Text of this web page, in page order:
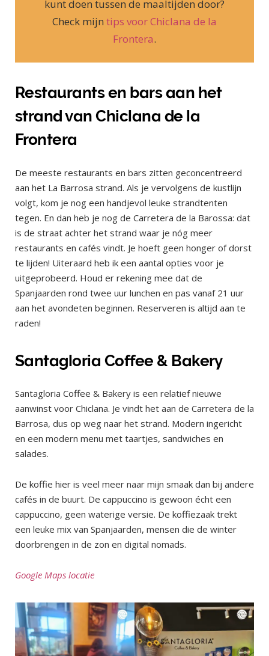
kunt doen tussen de maaltijden door?
Check mijn tips voor Chiclana de la
Frontera.
Restaurants en bars aan het
strand van Chiclana de la
Frontera
De meeste restaurants en bars zitten geconcentreerd
aan het La Barrosa strand. Als je vervolgens de kustlijn
volgt, kom je nog een handjevol leuke strandtenten
tegen. En dan heb je nog de Carretera de la Barossa: dat
is de straat achter het strand waar je nóg meer
restaurants en cafés vindt. Je hoeft geen honger of dorst
te lijden! Uiteraard heb ik een aantal opties voor je
uitgeprobeerd. Houd er rekening mee dat de
Spanjaarden rond twee uur lunchen en pas vanaf 21 uur
aan het avondeten beginnen. Reserveren is altijd aan te
raden!
Santagloria Coffee & Bakery
Santagloria Coffee & Bakery is een relatief nieuwe
aanwinst voor Chiclana. Je vindt het aan de Carretera de la
Barrosa, dus op weg naar het strand. Modern ingericht
en een modern menu met taartjes, sandwiches en
salades.
De koffie hier is veel meer naar mijn smaak dan bij andere
cafés in de buurt. De cappuccino is gewoon écht een
cappuccino, geen waterige versie. De koffiezaak trekt
een leuke mix van Spanjaarden, mensen die de winter
doorbrengen in de zon en digital nomads.
Google Maps locatie